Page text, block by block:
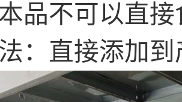
品不可以直
：直接添加